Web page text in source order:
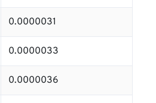
0.0000031
0.0000033
0.0000036